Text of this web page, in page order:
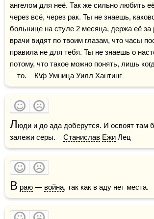
ангелом для неё. Так же сильно любить
больнице на стуле 2 месяца, держа её за
врачи видят по твоим глазам, что часы
правила не для тебя. Ты не знаешь о
потому, что такое можно понять, лишь
—то.    К\ф Умница Уилл Хантинг
Люди и до ада доберутся. И освоят там
залежи серы. Станислав Ежи Лец
В раю — война, так как в аду нет места.